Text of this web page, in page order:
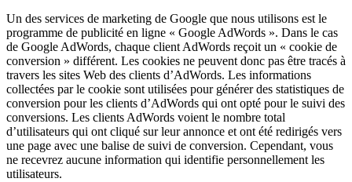
Un des services de marketing de Google que nous utilisons est le
programme de publicité en ligne « Google AdWords ». Dans le cas
de Google AdWords, chaque client AdWords reçoit un « cookie de
conversion » différent. Les cookies ne peuvent donc pas être tracés à
travers les sites Web des clients d’AdWords. Les informations
collectées par le cookie sont utilisées pour générer des statistiques de
conversion pour les clients d’AdWords qui ont opté pour le suivi des
conversions. Les clients AdWords voient le nombre total
d’utilisateurs qui ont cliqué sur leur annonce et ont été redirigés vers
une page avec une balise de suivi de conversion. Cependant, vous
ne recevrez aucune information qui identifie personnellement les
utilisateurs.